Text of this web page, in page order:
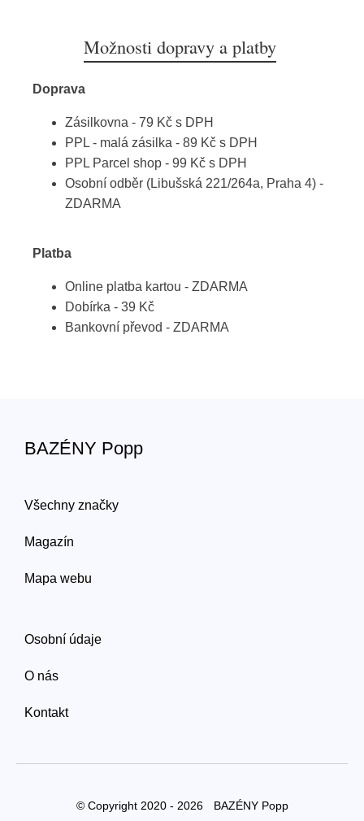
Možnosti dopravy a platby
Doprava
Zásilkovna - 79 Kč s DPH
PPL - malá zásilka - 89 Kč s DPH
PPL Parcel shop - 99 Kč s DPH
Osobní odběr (Libušská 221/264a, Praha 4) -
ZDARMA
Platba
Online platba kartou - ZDARMA
Dobírka - 39 Kč
Bankovní převod - ZDARMA
BAZÉNY Popp
Všechny značky
Magazín
Mapa webu
Osobní údaje
O nás
Kontakt
© Copyright 2020 - 2026 BAZÉNY Popp